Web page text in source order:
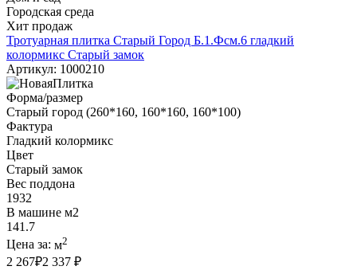
Городская среда
Хит продаж
Тротуарная плитка Старый Город Б.1.Фсм.6 гладкий
колормикс Старый замок
Артикул: 1000210
Форма/размер
Старый город (260*160, 160*160, 160*100)
Фактура
Гладкий колормикс
Цвет
Старый замок
Вес поддона
1932
В машине м2
141.7
Цена за: м2
2 267₽2 337 ₽